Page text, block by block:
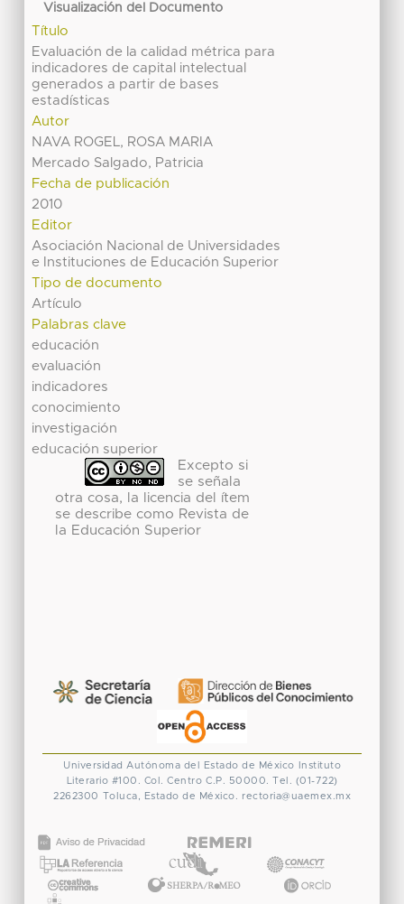
Visualización del Documento
Título
Evaluación de la calidad métrica para
indicadores de capital intelectual
generados a partir de bases
estadísticas
Autor
NAVA ROGEL, ROSA MARIA
Mercado Salgado, Patricia
Fecha de publicación
2010
Editor
Asociación Nacional de Universidades
e Instituciones de Educación Superior
Tipo de documento
Artículo
Palabras clave
educación
evaluación
indicadores
conocimiento
investigación
educación superior
Excepto si
se señala
otra cosa, la licencia del ítem
se describe como Revista de
la Educación Superior
Universidad Autónoma del Estado de México
Instituto
Literario #100. Col. Centro C.P. 50000. Tel. (01-722)
2262300
Toluca, Estado de México. rectoria@uaemex.mx